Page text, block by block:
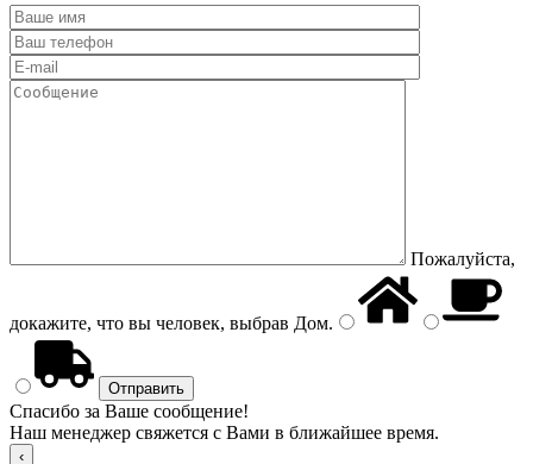
Пожалуйста,
докажите, что вы человек, выбрав Дом.
Спасибо за Ваше сообщение!
Наш менеджер свяжется с Вами в ближайшее время.